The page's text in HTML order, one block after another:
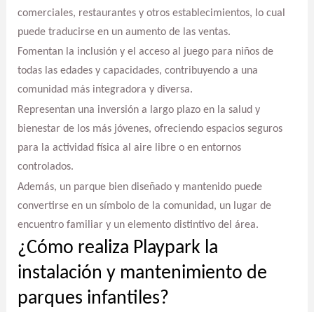
comerciales, restaurantes y otros establecimientos, lo cual
puede traducirse en un aumento de las ventas.
Fomentan la inclusión y el acceso al juego para niños de
todas las edades y capacidades, contribuyendo a una
comunidad más integradora y diversa.
Representan una inversión a largo plazo en la salud y
bienestar de los más jóvenes, ofreciendo espacios seguros
para la actividad física al aire libre o en entornos
controlados.
Además, un parque bien diseñado y mantenido puede
convertirse en un símbolo de la comunidad, un lugar de
encuentro familiar y un elemento distintivo del área.
¿Cómo realiza Playpark la
instalación y mantenimiento de
parques infantiles?